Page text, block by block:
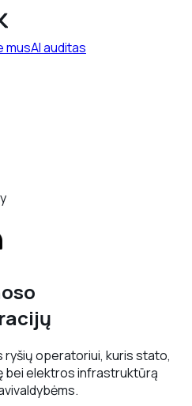
musAI auditas
ryšių operatoriui, kuris stato,
bei elektros infrastruktūrą